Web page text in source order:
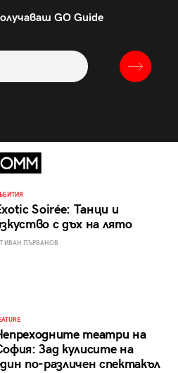
GO Guide
Soirée: Танци и
с дъх на лято
ИВАН ПЪРВАНОВ
театри на
Зад кулисите на
по-различен спектакъл